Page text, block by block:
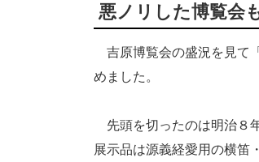
悪ノリした博覧会
吉原博覧会の盛況を見て
めました。
先頭を切ったのは明治８
展示品は源義経愛用の横笛